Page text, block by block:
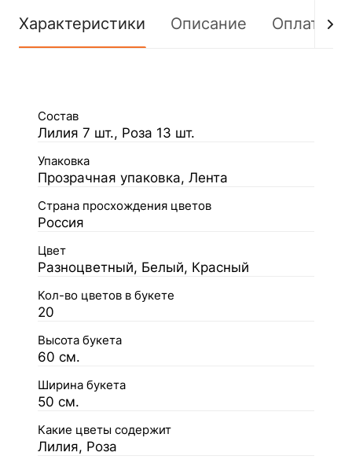
Характеристики Описание Оплата
Состав
Лилия 7 шт., Роза 13 шт.
Упаковка
Прозрачная упаковка, Лента
Страна просхождения цветов
Россия
Цвет
Разноцветный, Белый, Красный
Кол-во цветов в букете
20
Высота букета
60 см.
Ширина букета
50 см.
Какие цветы содержит
Лилия, Роза